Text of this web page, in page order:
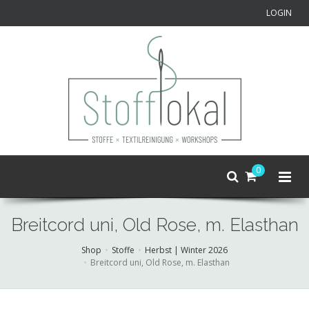
LOGIN
0
Breitcord uni, Old Rose, m. Elasthan
Shop Stoffe
Herbst | Winter 2026
Breitcord uni, Old Rose, m. Elasthan